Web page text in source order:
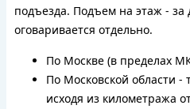
подъезда. Подъем на этаж - за
оговаривается отдельно.
По Москве (в пределах
По Московской области -
исходя из километража